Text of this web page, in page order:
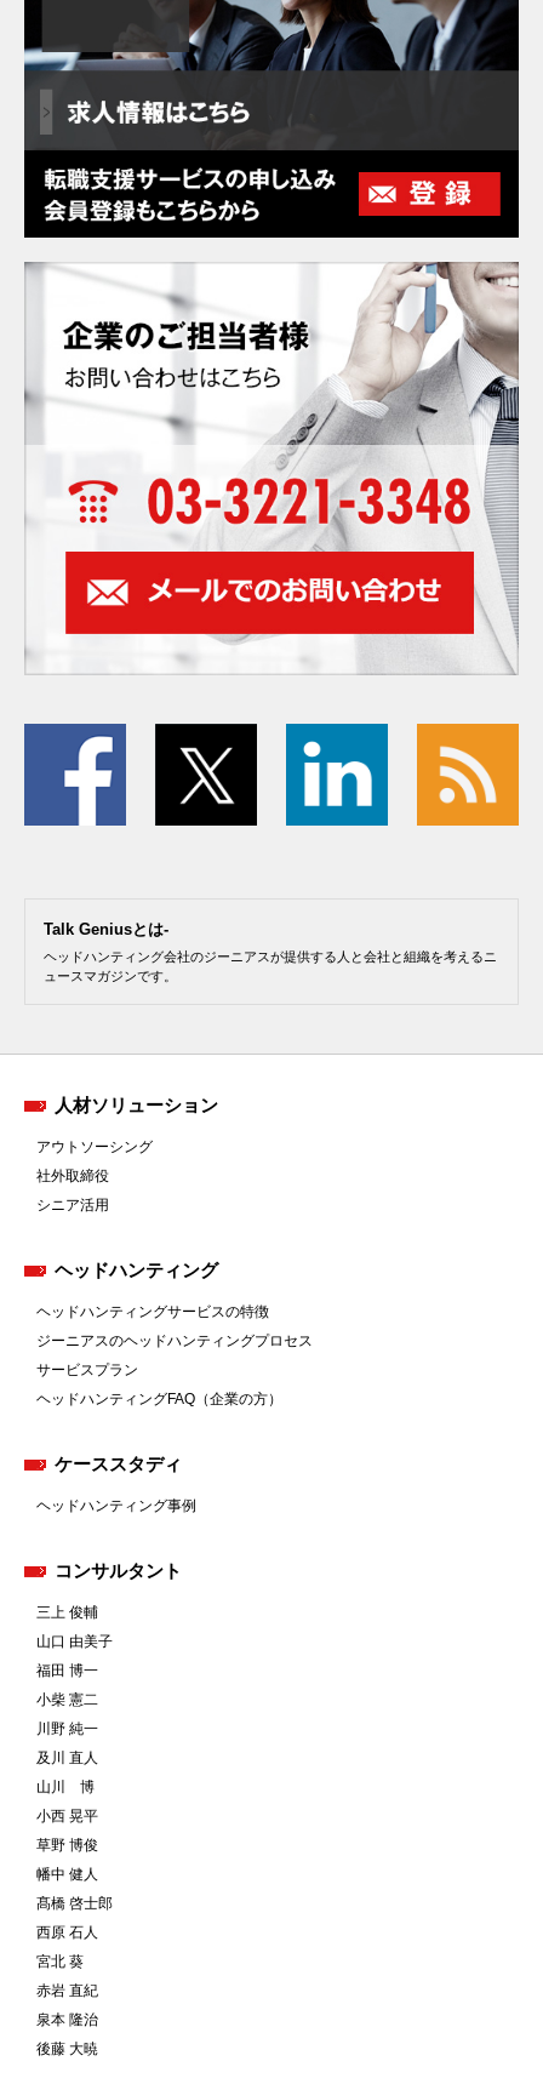
Talk Geniusとは-
ヘッドハンティング会社のジーニアスが提供する人と会社と組織を考えるニ
ュースマガジンです。
人材ソリューション
アウトソーシング
社外取締役
シニア活用
ヘッドハンティング
ヘッドハンティングサービスの特徴
ジーニアスのヘッドハンティングプロセス
サービスプラン
ヘッドハンティングFAQ（企業の方）
ケーススタディ
ヘッドハンティング事例
コンサルタント
三上 俊輔
山口 由美子
福田 博一
小柴 憲二
川野 純一
及川 直人
山川 博
小西 晃平
草野 博俊
幡中 健人
髙橋 啓士郎
西原 石人
宮北 葵
赤岩 直紀
泉本 隆治
後藤 大暁